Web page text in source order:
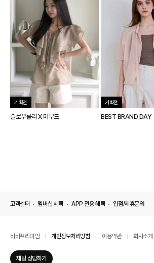
기획전
슬로우롤리 X 미무드
기획전
BEST BRAND DAY
고객센터 멤버십 혜택 APP 전용 혜택 입점/제휴문의
바바프리미엄 개인정보처리방침 이용약관 회사소개
채팅 상담하기